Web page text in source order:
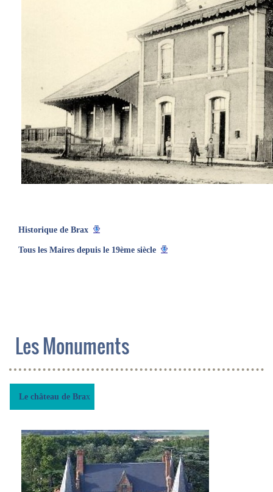
Historique de Brax
Tous les Maires depuis le 19ème siècle
Les Monuments
Le château de Brax